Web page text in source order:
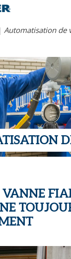
Automatisation de
VANNE